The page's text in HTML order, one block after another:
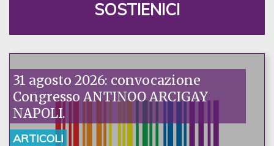
SOSTIENICI
31 agosto 2026: convocazione
Congresso ANTINOO ARCIGAY
NAPOLI.
ARTICOLI